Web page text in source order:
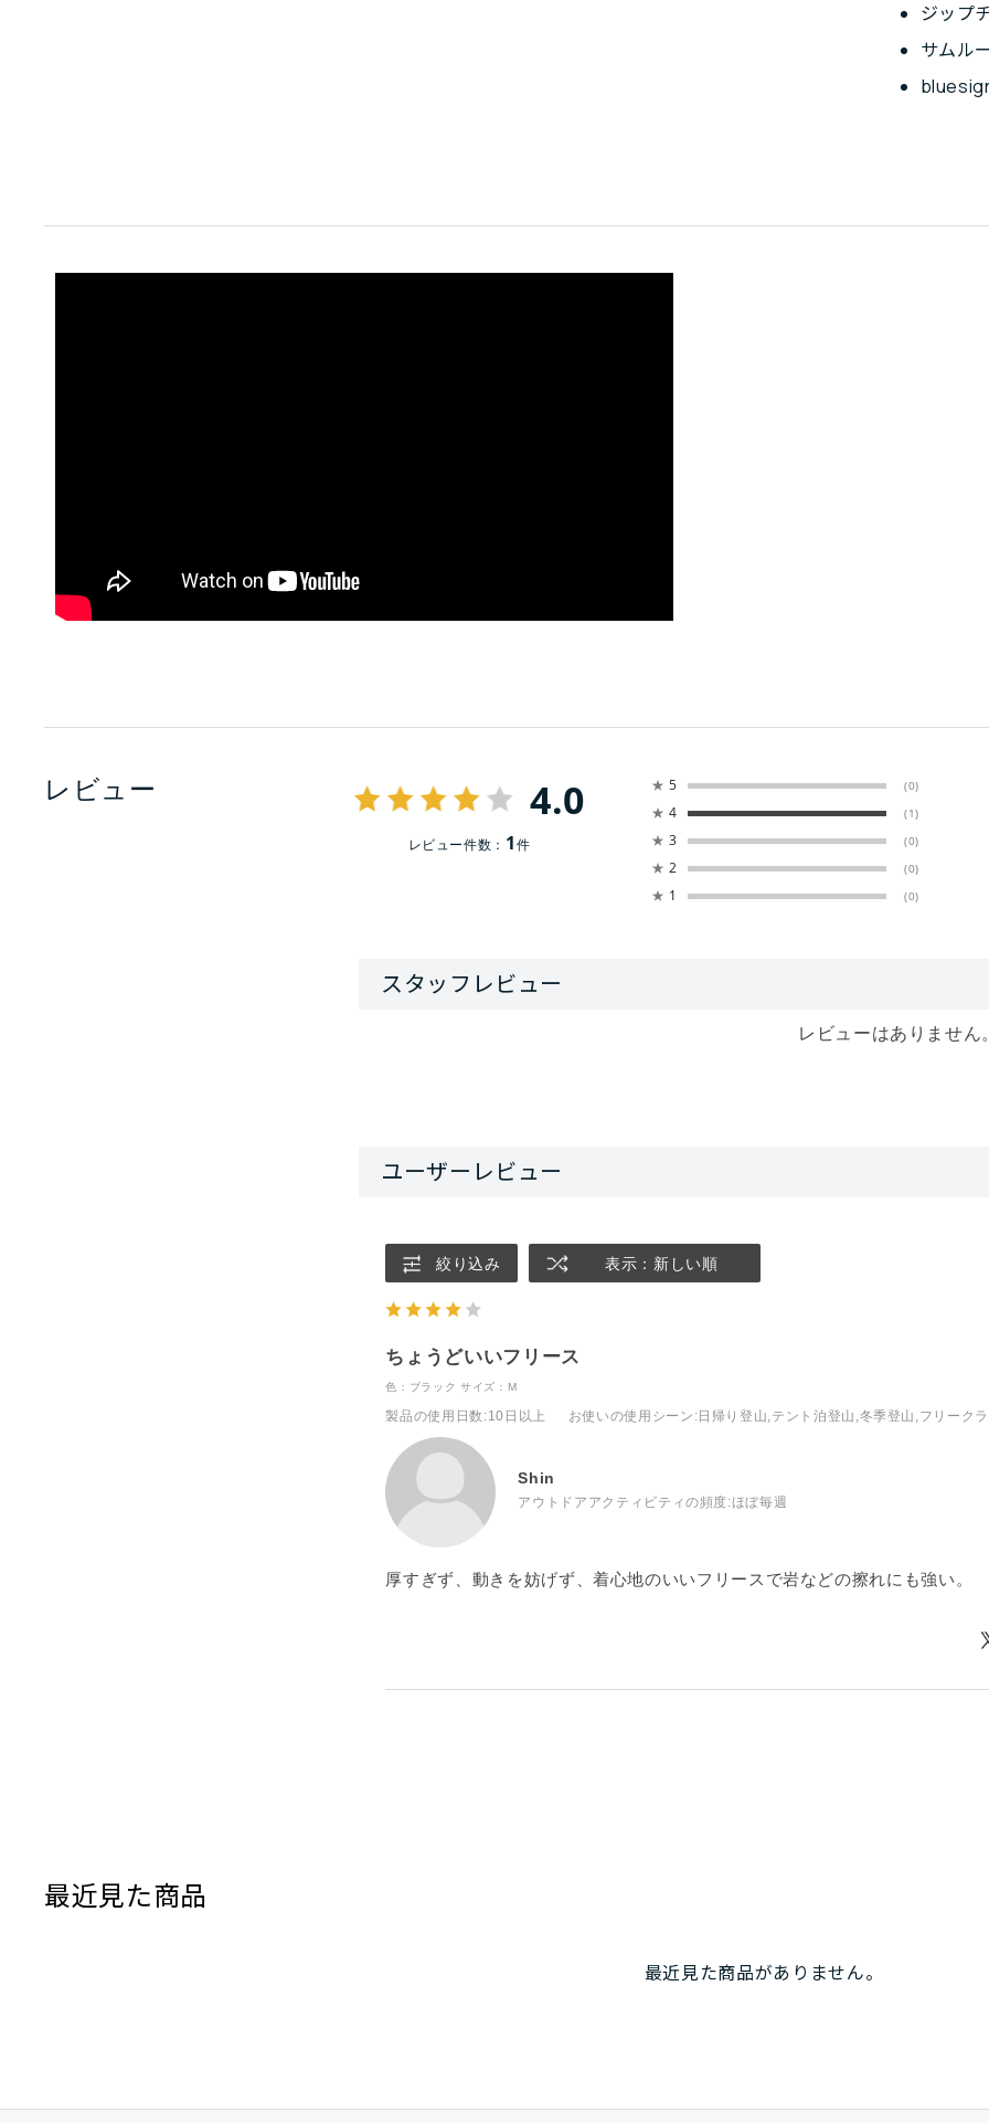
ジップ
サムル
レビュー 4.0
レビュー件数： 1件
★ 5 (0)
★ 4 (1)
★ 3 (0)
★ 2 (0)
★ 1 (0)
絞り込み 表示：新しい順
ちょうどいいフリース
色：ブラック サイズ：M
製品の使用日数 :10日以上 お使いの使用シーン :日帰り登山,テント泊登山,冬季登山,フリーク
Shin
アウトドアアクティビティの頻度:ほぼ毎週
厚すぎず、動きを妨げず、着心地のいいフリースで岩などの擦れにも強い。
レビューはありません
最近見た商品
最近見た商品がありません。